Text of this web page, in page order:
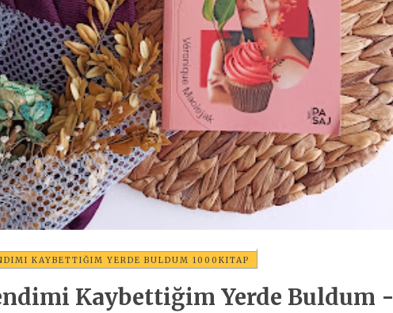
KAYBETTIĞIM YERDE BULDUM 1000KITAP
Kaybettiğim Yerde Buldum -